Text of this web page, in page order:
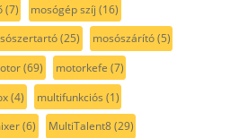
(7) mosógép szíj (16)
(25) mosószárító(5)
(69) motorkefe (7)
(4) multifunkciós (1)
(6) MultiTalent8(29)